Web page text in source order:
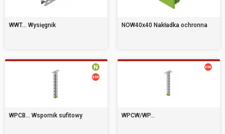
WWT... Wysięgnik NOW40x40 Nakładka ochronna
WPCB... Wspornik sufitowy WPCW/WP...